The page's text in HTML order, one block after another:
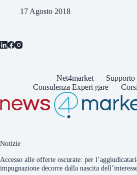
17 Agosto 2018
Net4market
Consulenza Expert gare
Corsi
Notizie
Accesso alle offerte oscurate: per
impugnazione decorre dalla nascita